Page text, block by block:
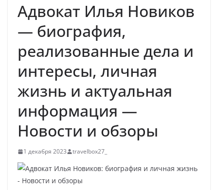
Адвокат Илья Новиков
— биография,
реализованные дела и
интересы, личная
жизнь и актуальная
информация —
Новости и обзоры
1 декабря 2023 travelbox27_